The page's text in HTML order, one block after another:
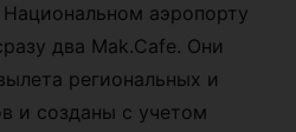
Национальном аэропорту
два Mak.Cafe. Они
региональных и
и созданы с учетом